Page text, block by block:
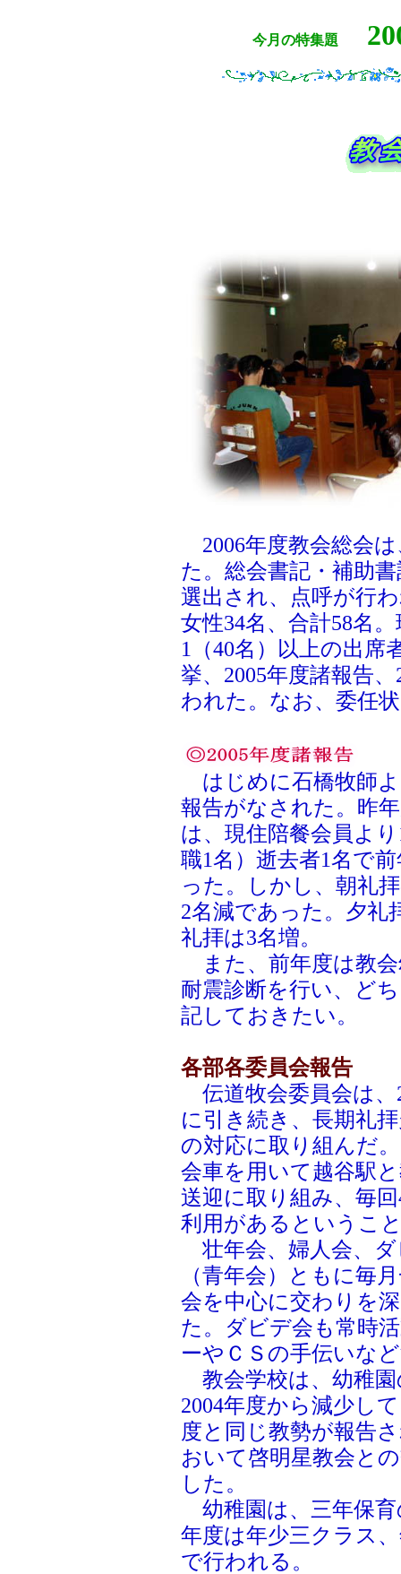
今月の特集題
2006年度教会総会
た。総会書記・補助
選出され、点呼が行
女性34名、合計58名
1（40名）以上の出席
挙、2005年度諸報告
われた。なお、委任
はじめに石橋牧師よ
報告がなされた。昨
は、現住陪餐会員よ
職1名）逝去者1名で
った。しかし、朝礼
2名減であった。夕礼
礼拝は3名増。
また、前年度は教
耐震診断を行い、ど
記しておきたい。
各部各委員会報告
伝道牧会委員会は、
に引き続き、長期礼
の対応に取り組んだ
会車を用いて越谷駅
送迎に取り組み、毎
利用があるというこ
壮年会、婦人会、ダ
（青年会）ともに毎
会を中心に交わりを
た。ダビデ会も常時
ーやＣＳの手伝いな
教会学校は、幼稚園
2004年度から減少し
度と同じ教勢が報告
おいて啓明星教会と
した。
幼稚園は、三年保育
年度は年少三クラス
で行われる。